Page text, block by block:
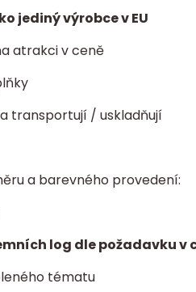
jediný výrobce v EU
atrakci v ceně
transportují / uskladňují
a barevného provedení:
log dle požadavku v
tématu